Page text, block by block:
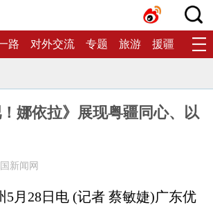
路 对外交流 专题 旅游 援疆 生态
娜依拉》展现粤疆同心、以
新闻网
28日电 (记者 蔡敏婕)广东优